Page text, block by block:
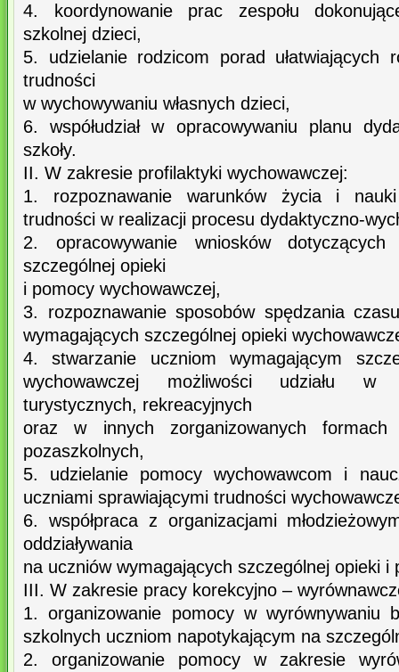
4. koordynowanie prac zespołu
szkolnej dzieci,
5. udzielanie rodzicom porad ułatwiających
trudności
w wychowywaniu własnych dzieci,
6. współudział w opracowywaniu planu
szkoły.
II. W zakresie profilaktyki wychowawczej:
1. rozpoznawanie warunków życia i
trudności w realizacji procesu dydaktyczno-
2. opracowywanie wniosków dotyczących
szczególnej opieki
i pomocy wychowawczej,
3. rozpoznawanie sposobów spędzania
wymagających szczególnej opieki
4. stwarzanie uczniom wymagającym
wychowawczej możliwości udziału w
turystycznych, rekreacyjnych
oraz w innych zorganizowanych
pozaszkolnych,
5. udzielanie pomocy wychowawcom i
uczniami sprawiającymi trudności
6. współpraca z organizacjami
oddziaływania
na uczniów wymagających szczególnej opieki i
III. W zakresie pracy korekcyjno –
1. organizowanie pomocy w wyrównywaniu
szkolnych uczniom napotykającym na
2. organizowanie pomocy w zakresie